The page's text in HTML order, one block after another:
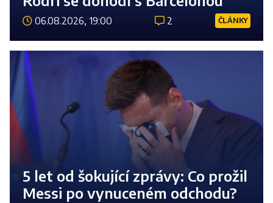
06.08.2026, 19:00 2 ČLÁNKY
5 let od šokující zprávy: Co prožil
Messi po vynuceném odchodu?